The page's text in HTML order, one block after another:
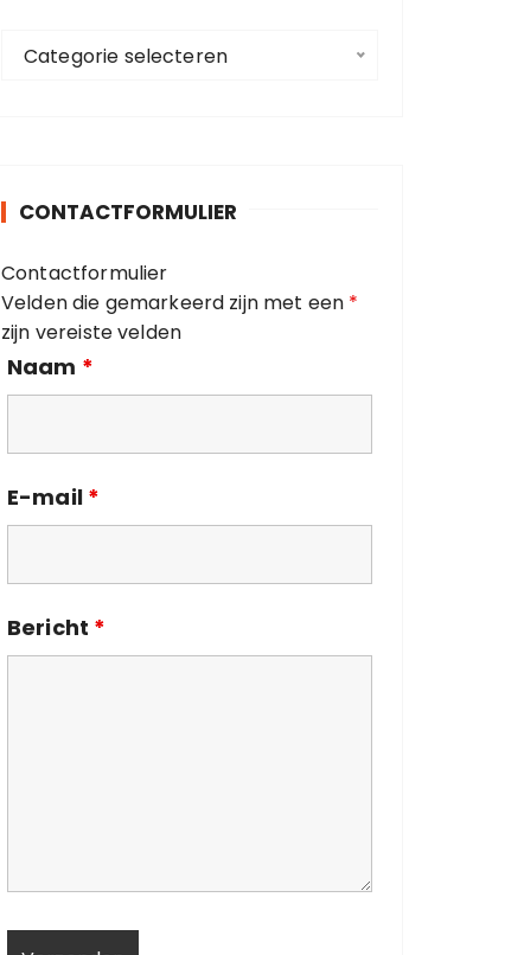
r
e
ë
n
Categorie selecteren
CONTACTFORMULIER
Contactformulier
Velden die gemarkeerd zijn met een *
zijn vereiste velden
Naam *
E-mail *
Bericht *